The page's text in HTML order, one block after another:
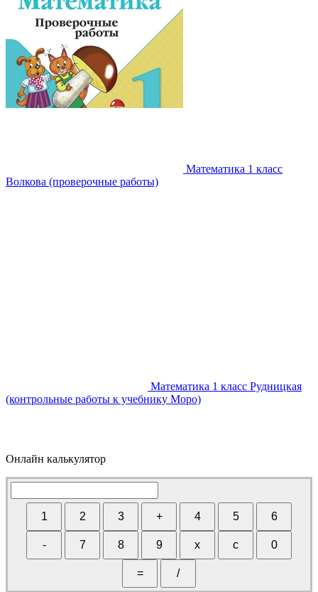
Математика 1 класс
Волкова (проверочные работы)
Математика 1 класс Рудницкая
(контрольные работы к учебнику Моро)
Онлайн калькулятор